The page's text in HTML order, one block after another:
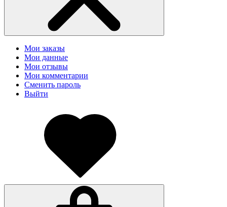
Мои заказы
Мои данные
Мои отзывы
Мои комментарии
Сменить пароль
Выйти